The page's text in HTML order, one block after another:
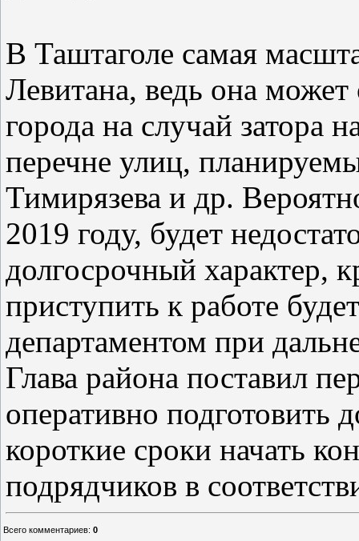
В Таштаголе самая
Левитана, ведь она может
города на случай затора
перечне улиц,
Тимирязева и др.
2019 году, будет
долгосрочный характер,
приступить к работе
департаментом при
Глава района поставил
оперативно подготовить
короткие сроки начать
подрядчиков в
Всего комментариев: 0